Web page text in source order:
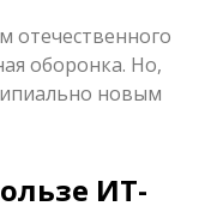
отечественного
оборонка. Но,
новым
ИТ-